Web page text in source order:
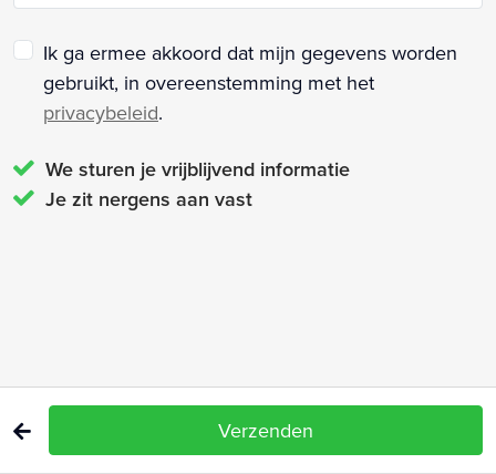
Ik ga ermee akkoord dat mijn gegevens worden
gebruikt, in overeenstemming met het
privacybeleid.
We sturen je vrijblijvend informatie
Je zit nergens aan vast
Verzenden